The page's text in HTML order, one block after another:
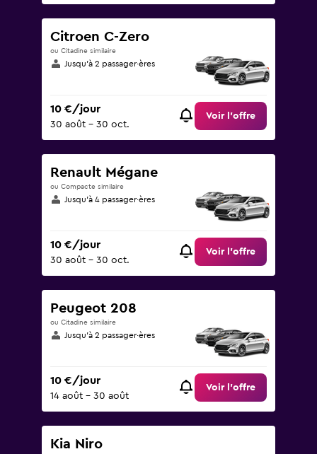
Citroen C-Zero
ou Citadine similaire
Jusqu’à 2 passager·ères
10 €/jour
30 août - 30 oct.
Voir l’offre
Renault Mégane
ou Compacte similaire
Jusqu’à 4 passager·ères
10 €/jour
30 août - 30 oct.
Voir l’offre
Peugeot 208
ou Citadine similaire
Jusqu’à 2 passager·ères
10 €/jour
14 août - 30 août
Voir l’offre
Kia Niro